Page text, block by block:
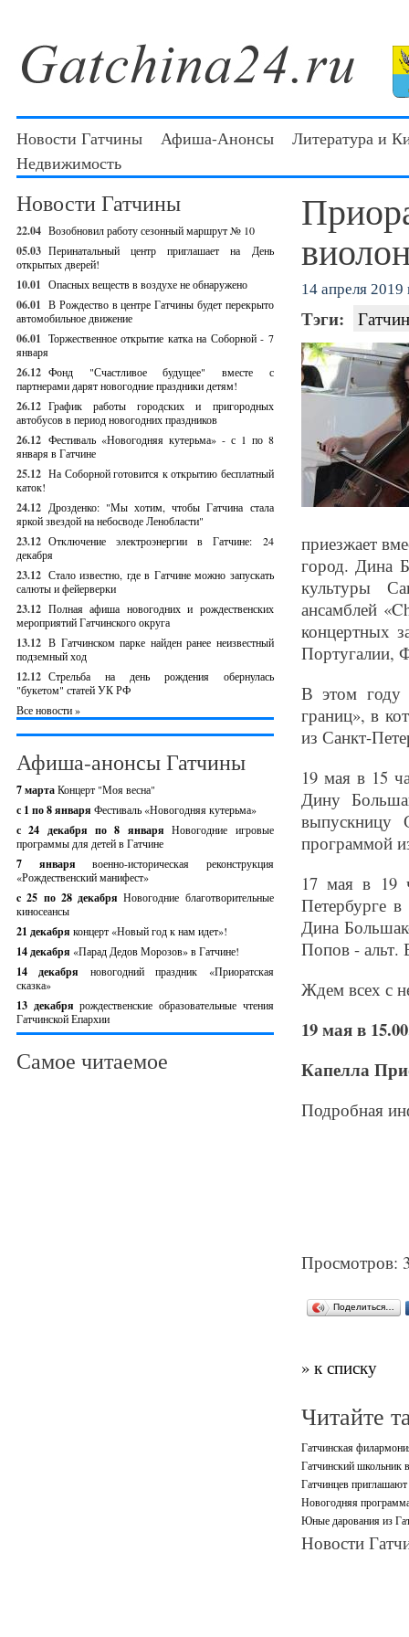
Новости Гатчины Афиша-Анонсы
Литература и
Недвижимость
Новости Гатчины
22.04 Возобновил работу сезонный маршрут № 10
05.03 Перинатальный центр приглашает на День
открытых дверей!
10.01 Опасных веществ в воздухе не обнаружено
06.01 В Рождество в центре Гатчины будет перекрыто
автомобильное движение
06.01 Торжественное открытие катка на Соборной - 7
января
26.12 Фонд "Счастливое будущее" вместе с
партнерами дарят новогодние праздники детям!
26.12 График работы городских и пригородных
автобусов в период новогодних праздников
26.12 Фестиваль «Новогодняя кутерьма» - с 1 по 8
января в Гатчине
25.12 На Соборной готовится к открытию бесплатный
каток!
24.12 Дрозденко: "Мы хотим, чтобы Гатчина стала
яркой звездой на небосводе Ленобласти"
23.12 Отключение электроэнергии в Гатчине: 24
декабря
23.12 Стало известно, где в Гатчине можно запускать
салюты и фейерверки
23.12 Полная афиша новогодних и рождественских
мероприятий Гатчинского округа
13.12 В Гатчинском парке найден ранее неизвестный
подземный ход
12.12 Стрельба на день рождения обернулась
"букетом" статей УК РФ
Все новости »
Афиша-анонсы Гатчины
7 мартаКонцерт "Моя весна"
с 1 по 8 января Фестиваль «Новогодняя кутерьма»
с 24 декабря по 8 январяНовогодние игровые
программы для детей в Гатчине
7 январявоенно-историческая реконструкция
«Рождественский манифест»
c 25 по 28 декабряНовогодние благотворительные
киносеансы
21 декабря концерт «Новый год к нам идет»!
14 декабря «Парад Дедов Морозов» в Гатчине!
14 декабря новогодний праздник «Приоратская
сказка»
13 декабрярождественские образовательные чтения
Гатчинской Епархии
Самое читаемое
14 апреля 2019
Тэги:
приезжает
город. Дина
культуры
ансамблей
концертных
Португалии,
В этом году
границ», в
из Санкт-
19 мая в 15
Дину
выпускницу
программой
17 мая в 19
Петербурге в
Дина
Попов - альт.
Ждем всех с
19 мая в
Капелла
Подробная
Просмотров:
Поделиться…
» к списку
Читайте
Гатчинская
Гатчинский школьник
Гатчинцев
Новогодняя
Юные дарования из
Новости